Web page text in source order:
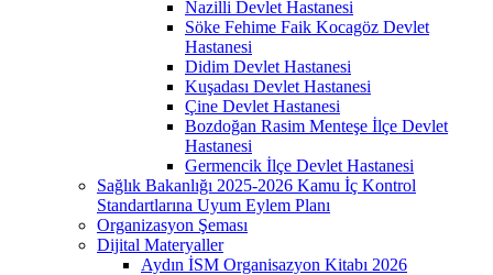
Nazilli Devlet Hastanesi
Söke Fehime Faik Kocagöz Devlet
Hastanesi
Didim Devlet Hastanesi
Kuşadası Devlet Hastanesi
Çine Devlet Hastanesi
Bozdoğan Rasim Menteşe İlçe Devlet
Hastanesi
Germencik İlçe Devlet Hastanesi
Sağlık Bakanlığı 2025-2026 Kamu İç Kontrol
Standartlarına Uyum Eylem Planı
Organizasyon Şeması
Dijital Materyaller
Aydın İSM Organisazyon Kitabı 2026